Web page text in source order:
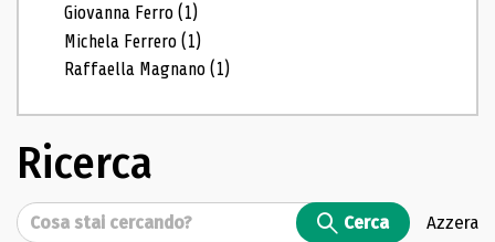
Giovanna Ferro(1)
Michela Ferrero(1)
Raffaella Magnano(1)
Ricerca
Cerca Cerca Azzera